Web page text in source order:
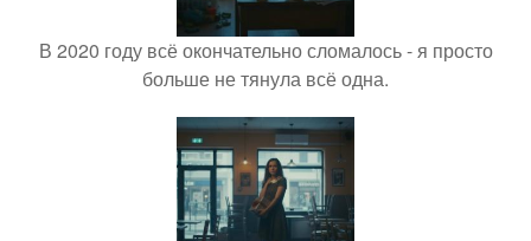
В 2020 году всё окончательно сломалось - я просто
больше не тянула всё одна.